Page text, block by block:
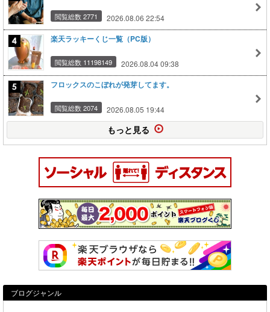
閲覧総数 2771 2026.08.06 22:54
楽天ラッキーくじ一覧（PC版）
閲覧総数 11198149 2026.08.04 09:38
フロックスのこぼれが発芽してます。
閲覧総数 2074 2026.08.05 19:44
もっと見る
ブログジャンル